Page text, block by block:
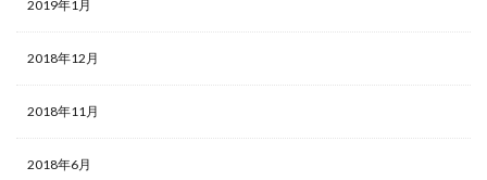
2019年1月
2018年12月
2018年11月
2018年6月